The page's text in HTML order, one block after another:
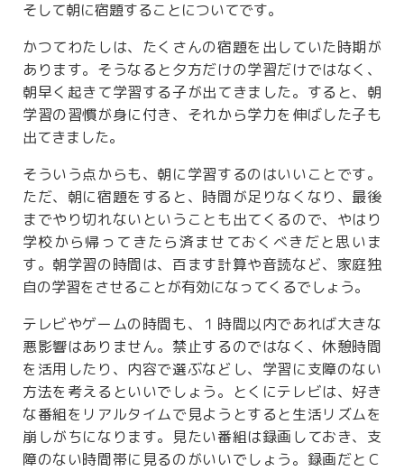
そして朝に宿題することについてです。
かつてわたしは、たくさんの宿題を出していた時期が
あります。そうなると夕方だけの学習だけではなく、
朝早く起きて学習する子が出てきました。すると、朝
学習の習慣が身に付き、それから学力を伸ばした子も
出てきました。
そういう点からも、朝に学習するのはいいことです。
ただ、朝に宿題をすると、時間が足りなくなり、最後
までやり切れないということも出てくるので、やはり
学校から帰ってきたら済ませておくべきだと思いま
す。朝学習の時間は、百ます計算や音読など、家庭独
自の学習をさせることが有効になってくるでしょう。
テレビやゲームの時間も、１時間以内であれば大きな
悪影響はありません。禁止するのではなく、休憩時間
を活用したり、内容で選ぶなどし、学習に支障のない
方法を考えるといいでしょう。とくにテレビは、好き
な番組をリアルタイムで見ようとすると生活リズムを
崩しがちになります。見たい番組は録画しておき、支
障のない時間帯に見るのがいいでしょう。録画だとＣ